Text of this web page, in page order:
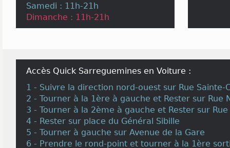
Samedi : 11h-21h
Dimanche : 11h-21h
Accès Quick Sarreguemines en Voiture :
1 - Suivre la direction nord-ouest sur Rue Sainte-
2 - Tourner à la 1ère à gauche et Rester sur Rue
3 - Tourner à la 2ème à gauche et Rester sur
4 - Rester sur place du Général Sibille
5 - Tourner à gauche sur Avenue de la Gare
6 - Prendre le rond-point et tourner à la 1ère